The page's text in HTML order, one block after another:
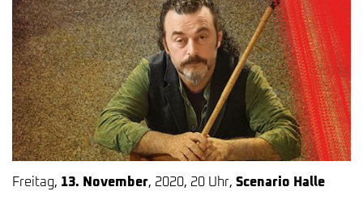
Freitag, 13. November, 2020, 20 Uhr, Scenario Halle